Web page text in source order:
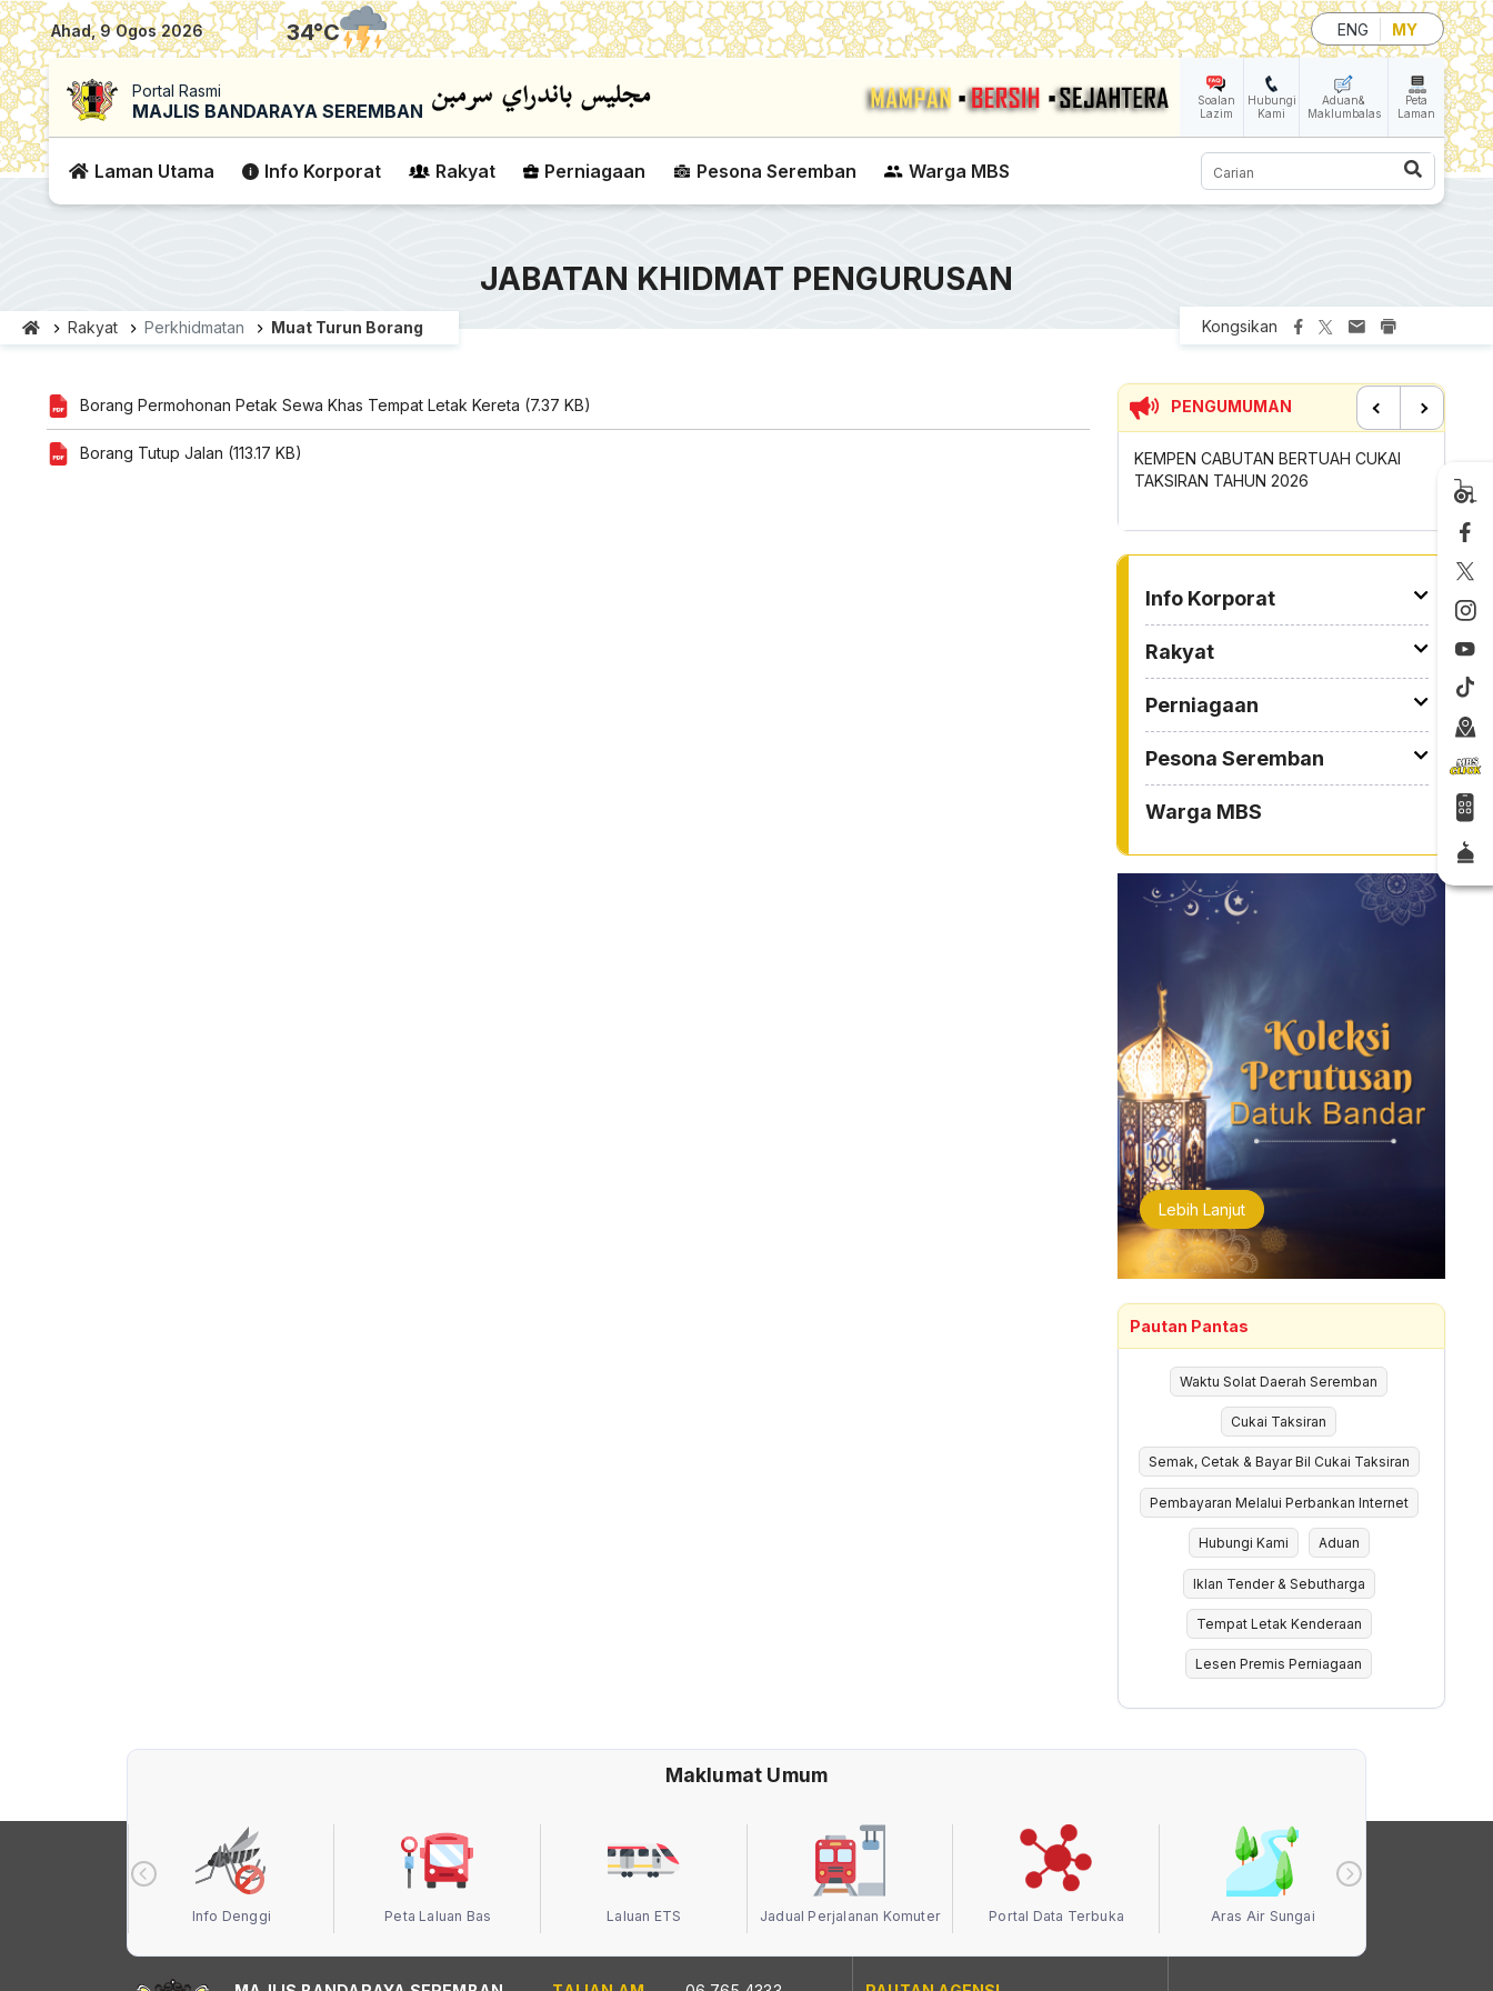
Skip to main content
Ahad, 9 Ogos 2026 | 34°C ENG MY
Portal Rasmi
MAJLIS BANDARAYA SEREMBAN
Soalan
Lazim
Hubungi
Kami
Aduan&
Maklumbalas
Peta
Laman
Laman Utama Info Korporat Rakyat Perniagaan Pesona Seremban Warga MBS Carian
JABATAN KHIDMAT PENGURUSAN
Rakyat Perkhidmatan Muat Turun Borang Kongsikan
Borang Permohonan Petak Sewa Khas Tempat Letak Kereta (7.37 KB)
Borang Tutup Jalan (113.17 KB)
PENGUMUMAN
KEMPEN CABUTAN BERTUAH CUKAI
TAKSIRAN TAHUN 2026
Info Korporat
Rakyat
Perniagaan
Pesona Seremban
Warga MBS
Lebih Lanjut
Pautan Pantas
Waktu Solat Daerah Seremban
Cukai Taksiran
Semak, Cetak & Bayar Bil Cukai Taksiran
Pembayaran Melalui Perbankan Internet
Hubungi Kami Aduan
Iklan Tender & Sebutharga
Tempat Letak Kenderaan
Lesen Premis Perniagaan
Maklumat Umum
Info Denggi Peta Laluan Bas Laluan ETS Jadual Perjalanan Komuter Portal Data Terbuka Aras Air Sungai